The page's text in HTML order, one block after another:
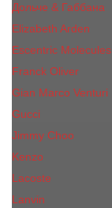
Дольче & Габбана
Elizabeth Arden
Escentric Molecules
Franck Oliver
Gian Marco Venturi
Gucci
Jimmy Choo
Kenzo
Lacoste
Lanvin